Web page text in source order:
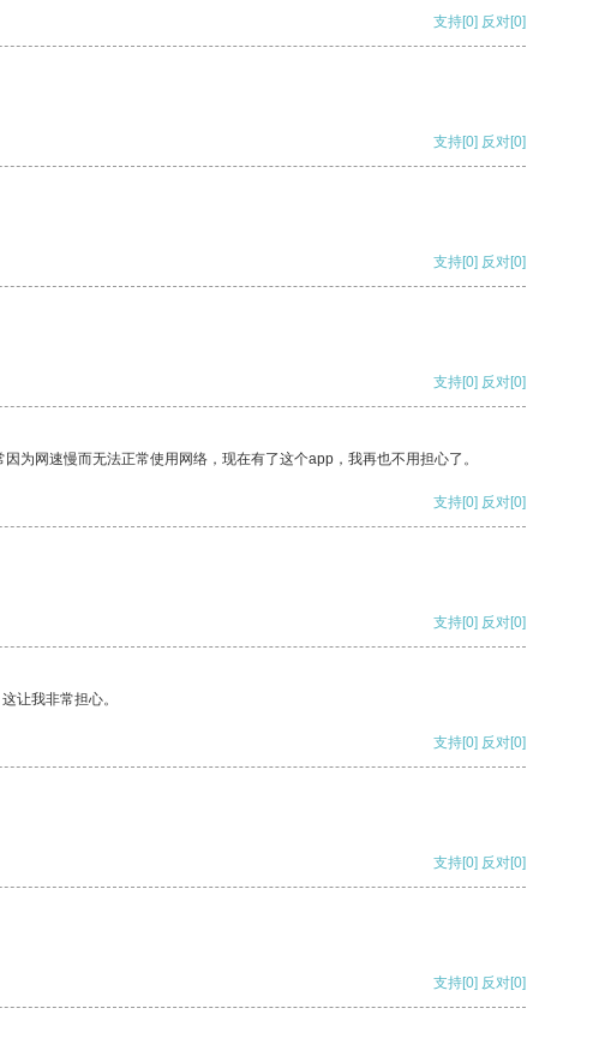
支持[0] 反对[0]
支持[0] 反对[0]
支持[0] 反对[0]
支持[0] 反对[0]
为网速慢而无法正常使用网络，现在有了这个app，我再也不用担心了。
支持[0] 反对[0]
支持[0] 反对[0]
让我非常担心。
支持[0] 反对[0]
支持[0] 反对[0]
支持[0] 反对[0]